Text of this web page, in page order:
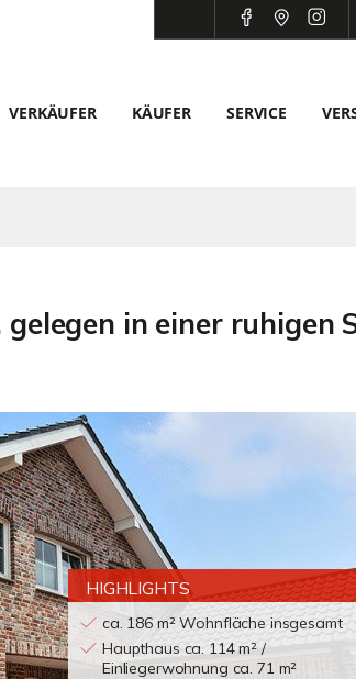
VERKÄUFER KÄUFER SERVICE
in einer ruhigen
HIGHLIGHTS
ca. 186 m² Wohnfläche insgesamt
Haupthaus ca. 114 m² /
Einliegerwohnung ca. 71 m²